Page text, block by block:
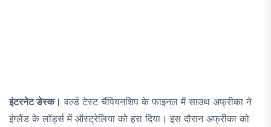
इंटरनेट डेस्क। वर्ल्ड टेस्ट चैंपियनशिप के फाइनल में साउथ अफ्रीका ने
इंग्लैंड के लॉर्ड्स में ऑस्ट्रेलिया को हरा दिया। इस दौरान अफ्रीका को